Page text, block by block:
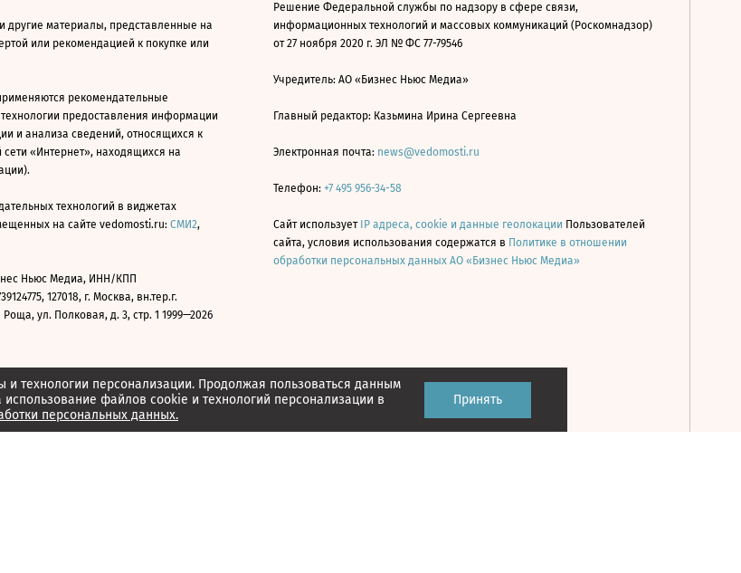
технологии персонализации. Продолжая пользоваться данным
использование файлов cookie и технологий персонализации в
персональных данных.
Принять
другие материалы, представленные на
или рекомендацией к покупке или
рекомендательные
предоставления информации
и анализа сведений, относящихся к
«Интернет», находящихся на
технологий в виджетах
на сайте vedomosti.ru: СМИ2,
Ньюс Медиа, ИНН/КПП
127018, г. Москва, вн.тер.г.
ул. Полковая, д. 3, стр. 1 1999—2026
Решение Федеральной службы по надзору в сфере связи,
информационных технологий и массовых коммуникаций (Роскомнадзор)
от 27 ноября 2020 г. ЭЛ № ФС 77-79546
Учредитель: АО «Бизнес Ньюс Медиа»
Главный редактор: Казьмина Ирина Сергеевна
Электронная почта: news@vedomosti.ru
Телефон: +7 495 956-34-58
Сайт использует IP адреса, cookie и данные геолокации Пользователей
сайта, условия использования содержатся в Политике в отношении
обработки персональных данных АО «Бизнес Ньюс Медиа»